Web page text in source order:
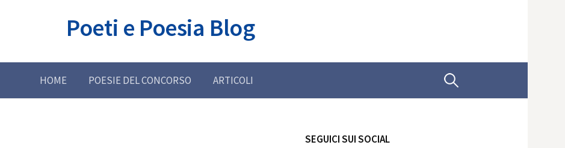
Poeti e Poesia Blog
HOME POESIE DEL CONCORSO ARTICOLI Ricerca
SEGUICI SUI SOCIAL
Follow